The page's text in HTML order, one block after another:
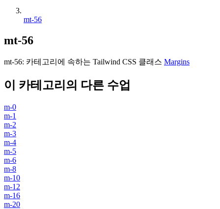
mt-56
mt-56
mt-56: 카테고리에 속하는 Tailwind CSS 클래스 Margins
이 카테고리의 다른 수업
m-0
m-1
m-2
m-3
m-4
m-5
m-6
m-8
m-10
m-12
m-16
m-20